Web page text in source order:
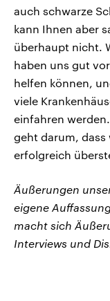
auch schwarze
kann Ihnen aber
überhaupt nicht.
haben uns gut
helfen können,
viele
einfahren
geht darum, dass
erfolgreich
Äußerungen
eigene
macht sich
Interviews und